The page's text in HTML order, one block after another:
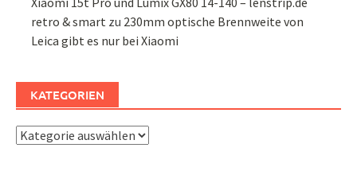
retro & smart zu 230mm optische Brennweite von
Leica gibt es nur bei Xiaomi
KATEGORIEN
Kategorien